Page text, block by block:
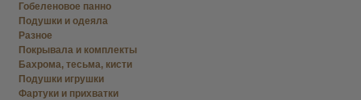
Гобеленовое панно
Подушки и одеяла
Разное
Покрывала и комплекты
Бахрома, тесьма, кисти
Подушки игрушки
Фартуки и прихватки